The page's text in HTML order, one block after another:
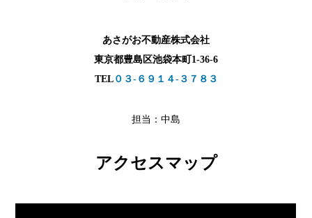
あさがお不動産株式会社
東京都豊島区池袋本町1-36-6
TEL０３-６９１４-３７８３
担当：中島
アクセスマップ